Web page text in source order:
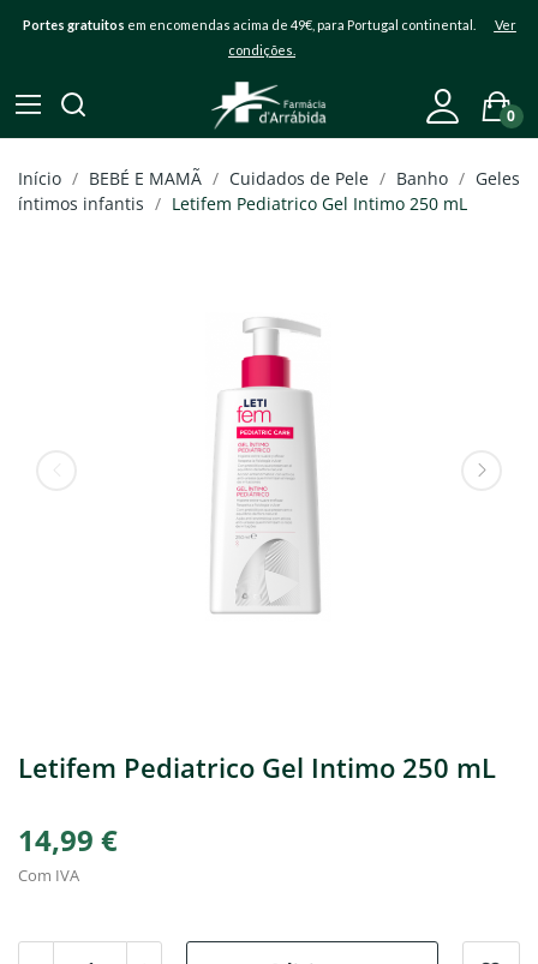
Portes gratuitos em encomendas acima de 49€, para Portugal continental. Ver
condições.
0
Início BEBÉ E MAMÃ Cuidados de Pele Banho
Geles
íntimos infantis
Letifem Pediatrico Gel Intimo 250 mL
Letifem Pediatrico Gel Intimo 250 mL
14,99 €
Com IVA